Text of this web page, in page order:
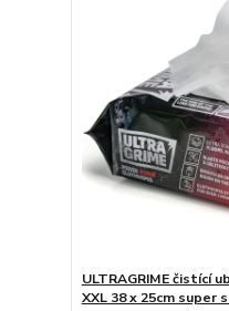
ULTRAGRIME čistící
XXL 38 x 25cm super